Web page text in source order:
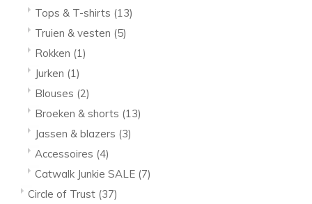
Tops & T-shirts (13)
Truien & vesten (5)
Rokken (1)
Jurken (1)
Blouses (2)
Broeken & shorts (13)
Jassen & blazers (3)
Accessoires (4)
Catwalk Junkie SALE (7)
Circle of Trust (37)